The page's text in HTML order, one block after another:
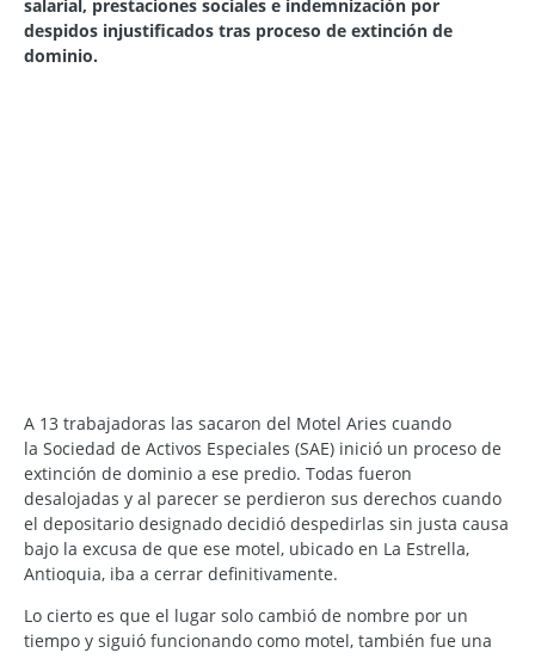
salarial, prestaciones sociales e indemnización por
despidos injustificados tras proceso de extinción de
dominio.
A 13 trabajadoras las sacaron del Motel Aries cuando
la Sociedad de Activos Especiales (SAE) inició un proceso de
extinción de dominio a ese predio. Todas fueron
desalojadas y al parecer se perdieron sus derechos cuando
el depositario designado decidió despedirlas sin justa causa
bajo la excusa de que ese motel, ubicado en La Estrella,
Antioquia, iba a cerrar definitivamente.
Lo cierto es que el lugar solo cambió de nombre por un
tiempo y siguió funcionando como motel, también fue una